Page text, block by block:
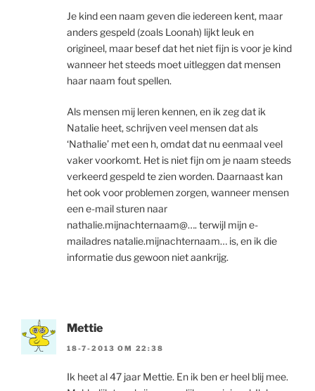
Je kind een naam geven die iedereen kent, maar
anders gespeld (zoals Loonah) lijkt leuk en
origineel, maar besef dat het niet fijn is voor je kind
wanneer het steeds moet uitleggen dat mensen
haar naam fout spellen.
Als mensen mij leren kennen, en ik zeg dat ik
Natalie heet, schrijven veel mensen dat als
‘Nathalie’ met een h, omdat dat nu eenmaal veel
vaker voorkomt. Het is niet fijn om je naam steeds
verkeerd gespeld te zien worden. Daarnaast kan
het ook voor problemen zorgen, wanneer mensen
een e-mail sturen naar
nathalie.mijnachternaam@…. terwijl mijn e-
mailadres natalie.mijnachternaam… is, en ik die
informatie dus gewoon niet aankrijg.
Mettie
18-7-2013 OM 22:38
Ik heet al 47 jaar Mettie. En ik ben er heel blij mee.